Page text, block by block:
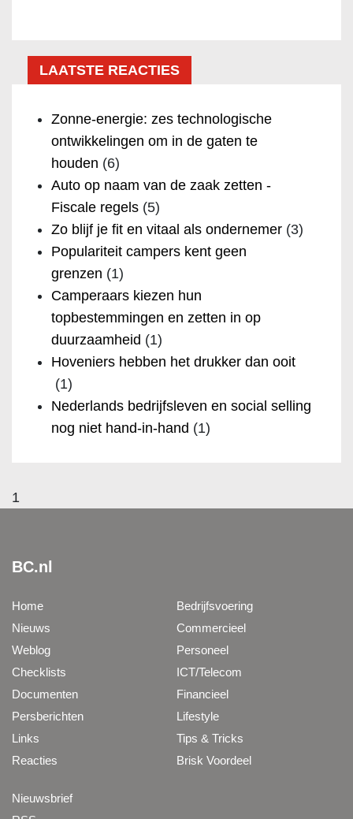
LAATSTE REACTIES
Zonne-energie: zes technologische
ontwikkelingen om in de gaten te
houden (6)
Auto op naam van de zaak zetten -
Fiscale regels (5)
Zo blijf je fit en vitaal als ondernemer (3)
Populariteit campers kent geen
grenzen (1)
Camperaars kiezen hun
topbestemmingen en zetten in op
duurzaamheid (1)
Hoveniers hebben het drukker dan ooit
(1)
Nederlands bedrijfsleven en social selling
nog niet hand-in-hand (1)
1
BC.nl
Home
Nieuws
Weblog
Checklists
Documenten
Persberichten
Links
Reacties
Bedrijfsvoering
Commercieel
Personeel
ICT/Telecom
Financieel
Lifestyle
Tips & Tricks
Brisk Voordeel
Nieuwsbrief